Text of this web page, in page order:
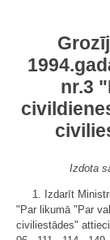
nr.3
Izdota
1. Izdarīt
"Par likumā "Par
civiliestādes"